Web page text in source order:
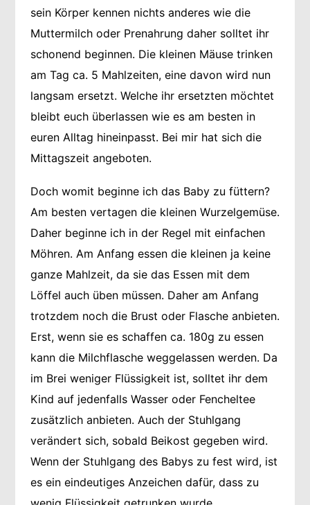
sein Körper kennen nichts anderes wie die
Muttermilch oder Prenahrung daher solltet ihr
schonend beginnen. Die kleinen Mäuse trinken
am Tag ca. 5 Mahlzeiten, eine davon wird nun
langsam ersetzt. Welche ihr ersetzten möchtet
bleibt euch überlassen wie es am besten in
euren Alltag hineinpasst. Bei mir hat sich die
Mittagszeit angeboten.
Doch womit beginne ich das Baby zu füttern?
Am besten vertagen die kleinen Wurzelgemüse.
Daher beginne ich in der Regel mit einfachen
Möhren. Am Anfang essen die kleinen ja keine
ganze Mahlzeit, da sie das Essen mit dem
Löffel auch üben müssen. Daher am Anfang
trotzdem noch die Brust oder Flasche anbieten.
Erst, wenn sie es schaffen ca. 180g zu essen
kann die Milchflasche weggelassen werden. Da
im Brei weniger Flüssigkeit ist, solltet ihr dem
Kind auf jedenfalls Wasser oder Fencheltee
zusätzlich anbieten. Auch der Stuhlgang
verändert sich, sobald Beikost gegeben wird.
Wenn der Stuhlgang des Babys zu fest wird, ist
es ein eindeutiges Anzeichen dafür, dass zu